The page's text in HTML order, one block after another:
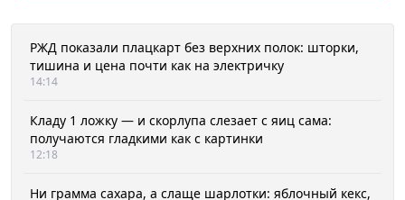
РЖД показали плацкарт без верхних полок: шторки,
тишина и цена почти как на электричку
14:14
Кладу 1 ложку — и скорлупа слезает с яиц сама:
получаются гладкими как с картинки
12:18
Ни грамма сахара, а слаще шарлотки: яблочный кекс,